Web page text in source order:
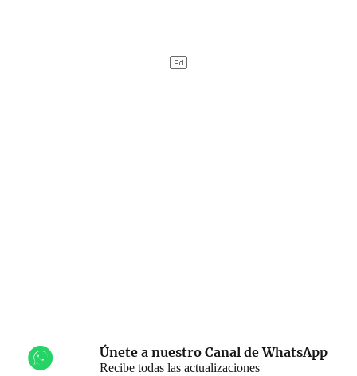
Únete a nuestro Canal de WhatsApp
Recibe todas las actualizaciones